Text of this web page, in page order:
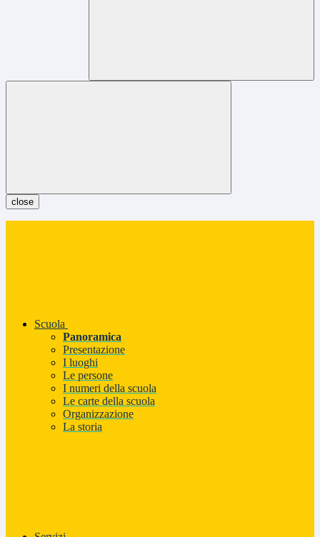
close
Scuola
Panoramica
Presentazione
I luoghi
Le persone
I numeri della scuola
Le carte della scuola
Organizzazione
La storia